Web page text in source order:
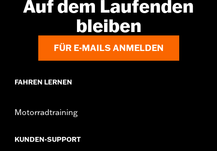
Maßeinheit Materialbreite:
Zoll
Auf dem Laufenden
bleiben
FÜR E-MAILS ANMELDEN
FAHREN LERNEN
Motorradtraining
KUNDEN-SUPPORT